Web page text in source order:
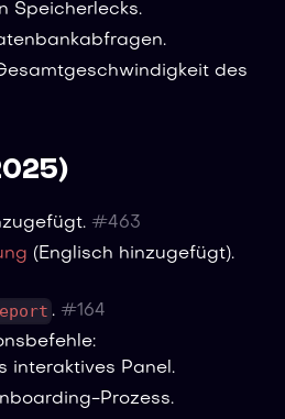
Speicherlecks.
des
#463
(Englisch hinzugefügt).
. #164
interaktives Panel.
Prozess.